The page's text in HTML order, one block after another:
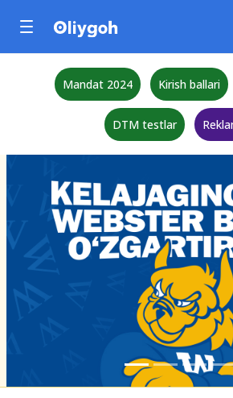
Mandat 2024 Kirish ballari
DTM testlar